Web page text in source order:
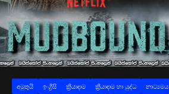
අමුතුයි ඉංග්‍රීසි ක්‍රියාදාම ක්‍රියාදාම හා යුද්ධ නාට්‍යමය